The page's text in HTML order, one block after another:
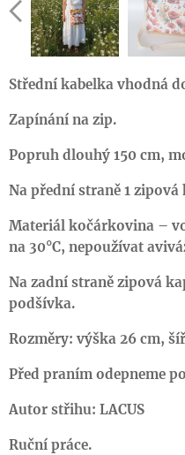
Střední kabelka vhodná
Zapínání na zip.
Popruh dlouhý 150 cm,
Na přední straně 1 zipová
Materiál kočárkovina –
na 30°C, nepoužívat
Na zadní straně zipová
podšívka.
Rozměry: výška 26 cm,
Před praním odepneme
Autor střihu: LACUS
Ruční práce.